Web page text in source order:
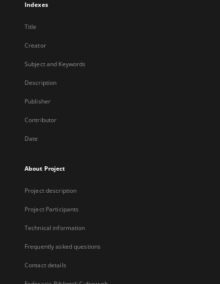
Indexes
Title
Creator
Subject and Keywords
Description
Publisher
Contributor
Date
About Project
Project description
Project Participants
Technical information
Frequently asked questions
Contact details